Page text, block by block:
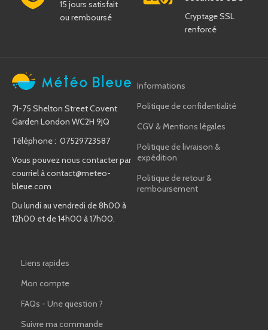
15 jours satisfait
ou remboursé
Cryptage SSL
renforcé
71-75 Shelton Street Covent
Garden London WC2H 9JQ
Téléphone : 07529723587
Vous pouvez nous contacter par
courriel àcontact@meteo-
bleue.com
Du lundi au vendredi de 8h00 à
12h00 et de 14h00 à 17h00.
Informations
Politique de confidentialité
CGV & Mentions légales
Politique de livraison &
expédition
Politique de retour &
remboursement
Liens rapides
Mon compte
FAQs - Une question ?
Suivre ma commande